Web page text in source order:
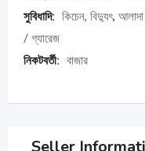
সুবিধাদি: কিচেন, বিদ্যুৎ, আলাদা
/ গ্যারেজ
নিকটবর্তী: বাজার
Seller